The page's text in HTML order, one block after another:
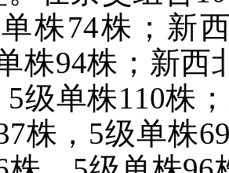
株74株；新
株94株；新西
级单株110株
株，5级单株